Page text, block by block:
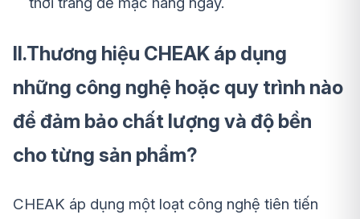
II.Thương hiệu CHEAK áp dụng
những công nghệ hoặc quy trình nào
để đảm bảo chất lượng và độ bền
cho từng sản phẩm?
CHEAK áp dụng một loạt công nghệ tiên tiến